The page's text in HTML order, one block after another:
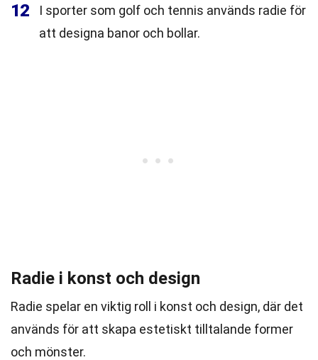
12
I sporter som golf och tennis används radie för
att designa banor och bollar.
Radie i konst och design
Radie spelar en viktig roll i konst och design, där det
används för att skapa estetiskt tilltalande former
och mönster.